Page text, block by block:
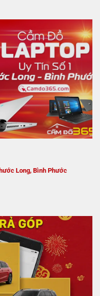
Long, Bình Phước